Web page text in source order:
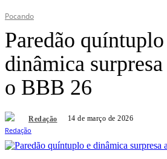
Pocando
Paredão
dinâmica
o BBB 26
Redação 14 de março de 2026